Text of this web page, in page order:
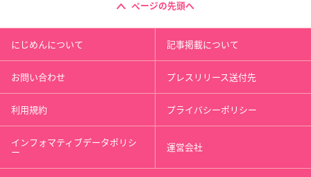
ページの先頭へ
にじめんについて 記事掲載について
お問い合わせ プレスリリース送付先
利用規約 プライバシーポリシー
インフォマティブデータポリシ
ー 運営会社